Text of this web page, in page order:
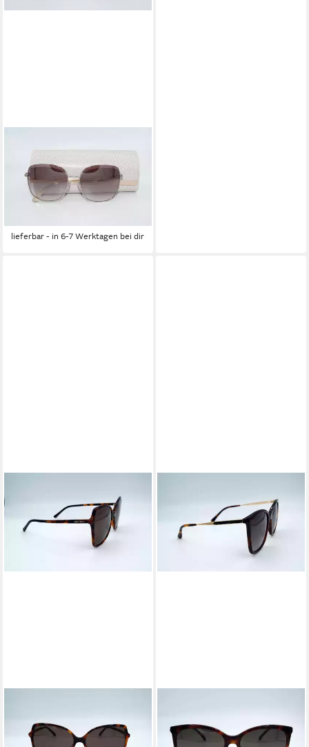
Sonnenbrille JIMMY CHOO
Sonnenbrille Sunglasses
MAMIE 3YG NQ
349,95 €
419,95 €
lieferbar - in 6-7 Werktagen bei dir